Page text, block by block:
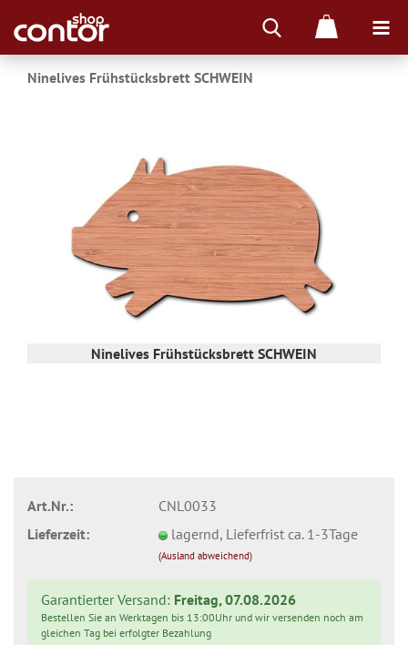
Ninelives Frühstücksbrett SCHWEIN
Ninelives Frühstücksbrett SCHWEIN
Art.Nr.:
CNL0033
Lieferzeit:
lagernd, Lieferfrist ca. 1-3Tage
(Ausland abweichend)
Garantierter Versand: Freitag, 07.08.2026
Bestellen Sie an Werktagen bis 13:00Uhr und wir versenden noch am
gleichen Tag bei erfolgter Bezahlung